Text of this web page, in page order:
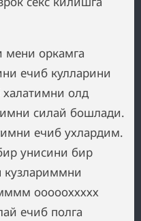
мени оркамга
ечиб кулларини
олд
силай бошлади.
ечиб ухлардим.
унисини бир
оооооххххх
ечиб полга